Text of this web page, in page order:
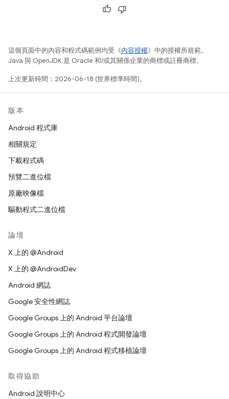
這個頁面中的內容和程式碼範例均受《內容授權》中的授權所規範。
Java 與 OpenJDK 是 Oracle 和/或其關係企業的商標或註冊商標。
上次更新時間：2026-06-18 (世界標準時間)。
版本
Android 程式庫
相關規定
下載程式碼
預覽二進位檔
原廠映像檔
驅動程式二進位檔
論壇
X 上的 @Android
X 上的 @AndroidDev
Android 網誌
Google 安全性網誌
Google Groups 上的 Android 平台論壇
Google Groups 上的 Android 程式開發論壇
Google Groups 上的 Android 程式移植論壇
取得協助
Android 說明中心